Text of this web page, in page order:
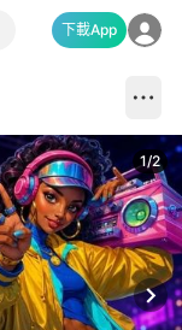
下載App
1/2